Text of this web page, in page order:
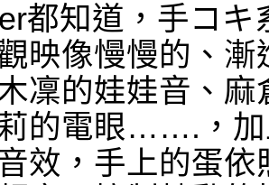
都知道，手コキ
映像慢慢的、
凜的娃娃音、
的電眼…….，加
效，手上的蛋